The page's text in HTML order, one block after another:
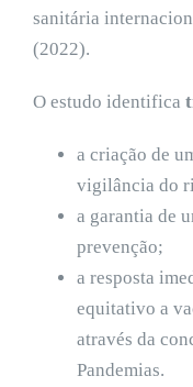
sanitária
(2022).
O estudo identifica
a criação de
vigilância do
a garantia de
prevenção;
a resposta
equitativo a
através da
Pandemias.